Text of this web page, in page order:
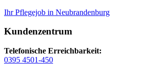
Ihr Pflegejob in Neubrandenburg
Kundenzentrum
Telefonische Erreichbarkeit:
0395 4501-450